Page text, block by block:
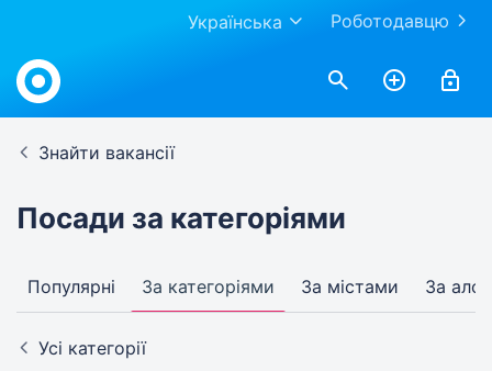
Роботодавцю
Українська
Знайти вакансії
Посади за категоріями
Популярні За категоріями За містами За
Усі категорії